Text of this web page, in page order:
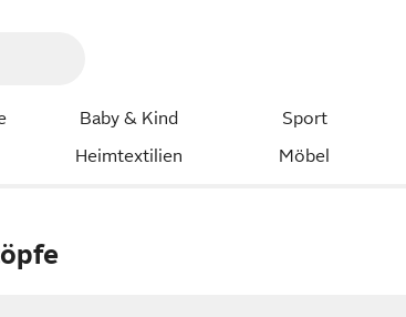
Baby & Kind Sport
Heimtextilien Möbel